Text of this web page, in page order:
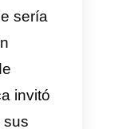
utilizar la
en la
de